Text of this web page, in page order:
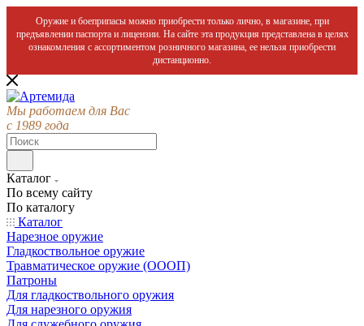
Оружие и боеприпасы можно приобрести только лично, в магазине, при
предъявлении паспорта и лицензии. На сайте эта продукция представлена в целях
ознакомления с ассортиментом розничного магазина, ее нельзя приобрести
дистанционно.
Мы работаем для Вас
с 1989 года
Каталог
По всему сайту
По каталогу
Каталог
Нарезное оружие
Гладкоствольное оружие
Травматическое оружие (ОООП)
Патроны
Для гладкоствольного оружия
Для нарезного оружия